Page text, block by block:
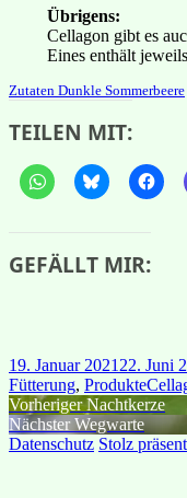
Übrigens:
Cellagon gibt es
Eines enthält
Zutaten Dunkle Sommerbeere
TEILEN MIT:
GEFÄLLT MIR:
Veröffentlicht
am
19. Januar 2021 22. Juni
Fütterung, Produkte
VorherigerVorheriger
Beitrag:
Nachtkerze
Nächster Nächster
Beitrag:
Wegwarte
Datenschutz Stolz